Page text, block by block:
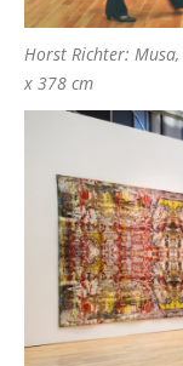
Horst Richter:
x 378 cm